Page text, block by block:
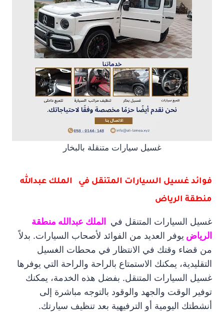
غسيل سيارات متنقلة بالبخار
فوائد غسيل السيارات المتنقل في الملك عبدالله
منطقة الرياض
غسيل السيارات المتنقل في
الملك عبدالله منطقة
الرياض يوفر العديد من الفوائد لأصحاب السيارات. بدلاً
من قضاء وقتك في الانتظار في محطات الغسيل
التقليدية، يمكنك الاستمتاع بالراحة والراحة التي يوفرها
غسيل السيارات المتنقل. بفضل هذه الخدمة، يمكنك
توفير الوقت والجهد والوقود بالتوجه مباشرة إلى
أنشطتك اليومية أو الترفيهية بعد تنظيف سيارتك.